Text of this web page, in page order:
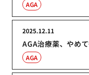
AGA
AGA治療薬、やめ
2025.12.11
AGA